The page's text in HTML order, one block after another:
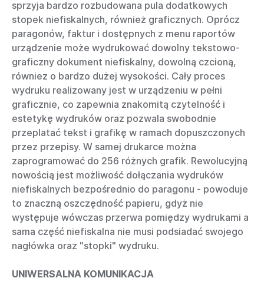
sprzyja bardzo rozbudowana pula dodatkowych
stopek niefiskalnych, również graficznych. Oprócz
paragonów, faktur i dostępnych z menu raportów
urządzenie może wydrukować dowolny tekstowo-
graficzny dokument niefiskalny, dowolną czcioną,
równiez o bardzo dużej wysokości. Cały proces
wydruku realizowany jest w urządzeniu w pełni
graficznie, co zapewnia znakomitą czytelność i
estetykę wydruków oraz pozwala swobodnie
przeplatać tekst i grafikę w ramach dopuszczonych
przez przepisy. W samej drukarce można
zaprogramować do 256 różnych grafik. Rewolucyjną
nowością jest możliwość dołączania wydruków
niefiskalnych bezpośrednio do paragonu - powoduje
to znaczną oszczędność papieru, gdyż nie
występuje wówczas przerwa pomiędzy wydrukami a
sama część niefiskalna nie musi podsiadać swojego
nagłówka oraz "stopki" wydruku.
UNIWERSALNA KOMUNIKACJA